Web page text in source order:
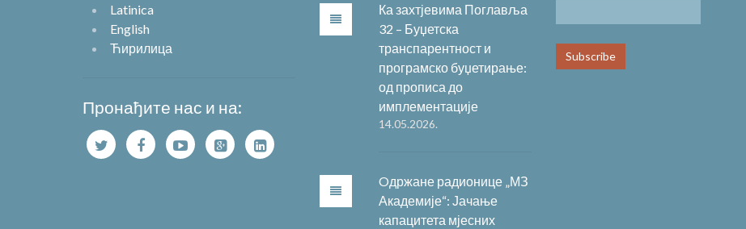
Latinica
English
Ћирилица
Пронађите нас и на:
Ка захтјевима Поглавља
32 – Буџетска
транспарентност и
програмско буџетирање:
од прописа до
имплементације
14.05.2026.
Oдржане радионице „МЗ
Академије“: Јачање
капацитета мјесних